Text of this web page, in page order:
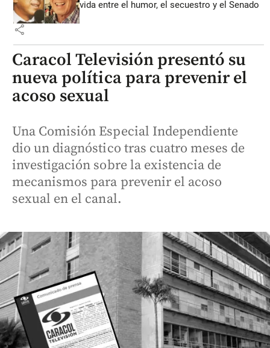
vida entre el humor, el secuestro y el Senado
share
Caracol Televisión presentó su
nueva política para prevenir el
acoso sexual
Una Comisión Especial Independiente
dio un diagnóstico tras cuatro meses de
investigación sobre la existencia de
mecanismos para prevenir el acoso
sexual en el canal.